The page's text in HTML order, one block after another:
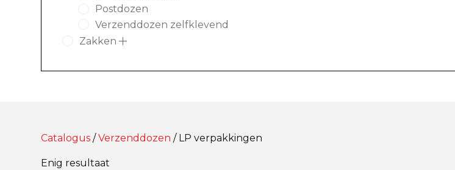
Postdozen
Verzenddozen zelfklevend
Zakken
Catalogus /Verzenddozen / LP verpakkingen
Enig resultaat